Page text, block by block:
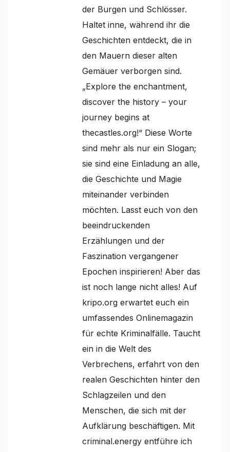
der Burgen und Schlösser.
Haltet inne, während ihr die
Geschichten entdeckt, die in
den Mauern dieser alten
Gemäuer verborgen sind.
„Explore the enchantment,
discover the history – your
journey begins at
thecastles.org!“ Diese Worte
sind mehr als nur ein Slogan;
sie sind eine Einladung an alle,
die Geschichte und Magie
miteinander verbinden
möchten. Lasst euch von den
beeindruckenden
Erzählungen und der
Faszination vergangener
Epochen inspirieren! Aber das
ist noch lange nicht alles! Auf
kripo.org erwartet euch ein
umfassendes Onlinemagazin
für echte Kriminalfälle. Taucht
ein in die Welt des
Verbrechens, erfahrt von den
realen Geschichten hinter den
Schlagzeilen und den
Menschen, die sich mit der
Aufklärung beschäftigen. Mit
criminal.energy entführe ich